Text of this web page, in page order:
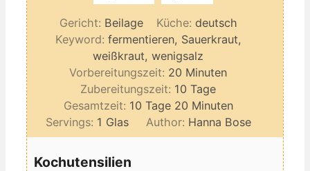
Gericht: Beilage Küche: deutsch
Keyword: fermentieren, Sauerkraut,
weißkraut, wenigsalz
Vorbereitungszeit: 20 Minuten
Minuten
Zubereitungszeit: 10 Tage
Tage
Gesamtzeit: 10Tage
Tage 20Minuten
Minuten
Servings: 1 Glas Author: Hanna Bose
Kochutensilien